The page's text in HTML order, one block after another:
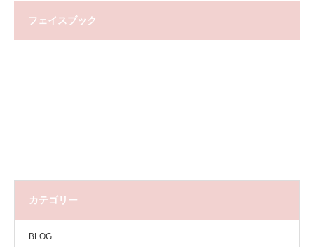
フェイスブック
カテゴリー
BLOG